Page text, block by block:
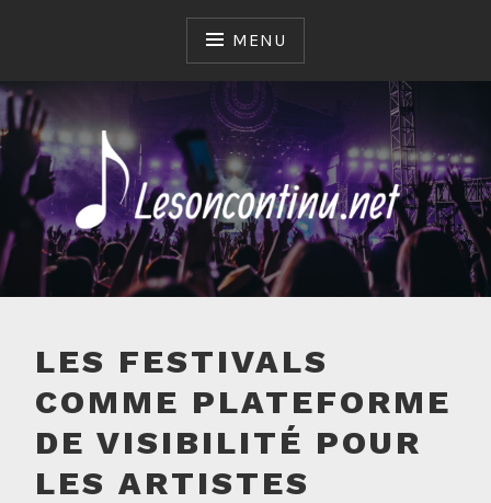
MENU
LESONCONTINU.NET
LES FESTIVALS
COMME PLATEFORME
DE VISIBILITÉ POUR
LES ARTISTES